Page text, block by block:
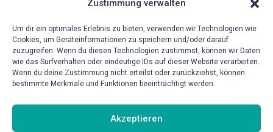
Zustimmung verwalten
Um dir ein optimales Erlebnis zu bieten, verwenden wir Technologien wie
Cookies, um Geräteinformationen zu speichern und/oder darauf
zuzugreifen. Wenn du diesen Technologien zustimmst, können wir Daten
wie das Surfverhalten oder eindeutige IDs auf dieser Website verarbeiten.
Wenn du deine Zustimmung nicht erteilst oder zurückziehst, können
bestimmte Merkmale und Funktionen beeinträchtigt werden.
Akzeptieren
{!{wpv-post-date format=’d.m.Y‘}!}